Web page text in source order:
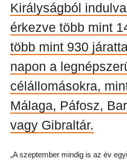
Királyságból
érkezve több mint
több mint 930
napon a
célállomásokra,
Málaga, Páfosz,
vagy Gibraltár.
„A szeptember mindig is az év